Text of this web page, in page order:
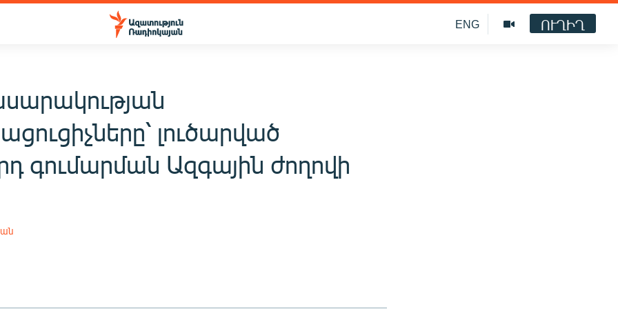
ENG ՈՒՂԻՂ
լուծարված
գումարման Ազգային ժողովի